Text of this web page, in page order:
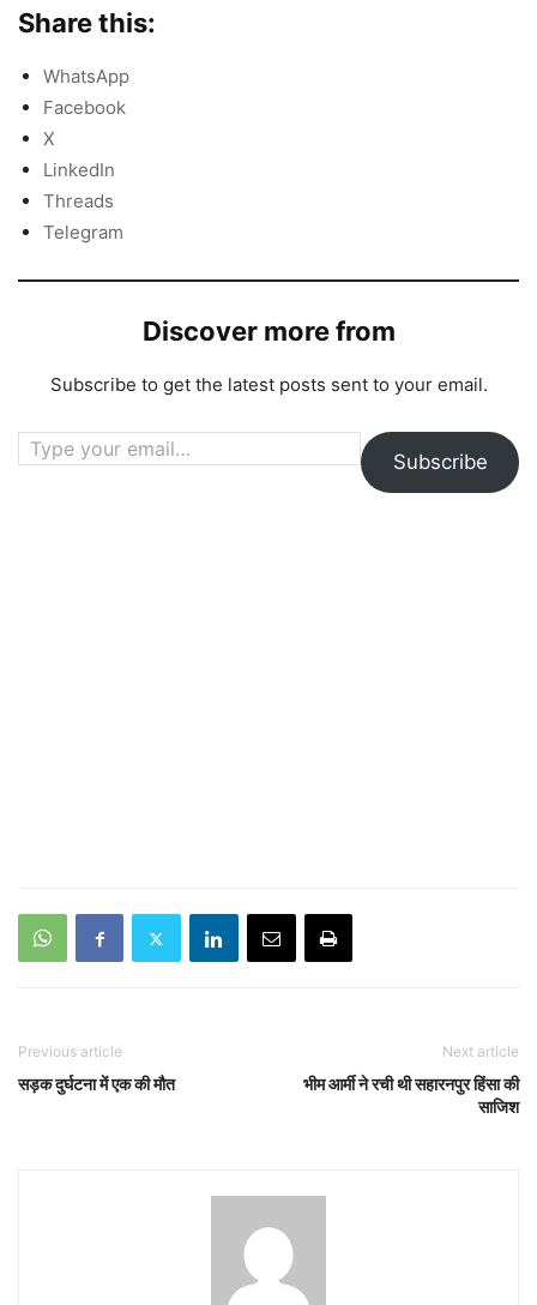
Share this:
WhatsApp
Facebook
X
LinkedIn
Threads
Telegram
Discover more from
Subscribe to get the latest posts sent to your email.
Type your email…
Subscribe
Previous article
सड़क दुर्घटना में एक की मौत
Next article
भीम आर्मी ने रची थी सहारनपुर हिंसा की
साजिश